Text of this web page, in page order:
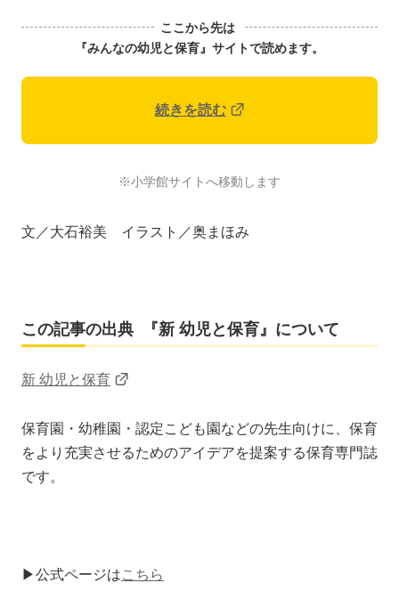
ここから先は
『みんなの幼児と保育』サイトで読めます。
続きを読む
※小学館サイトへ移動します
文／大石裕美 イラスト／奥まほみ
この記事の出典 『新 幼児と保育』について
新 幼児と保育
保育園・幼稚園・認定こども園などの先生向けに、保育
をより充実させるためのアイデアを提案する保育専門誌
です。
▶公式ページはこちら